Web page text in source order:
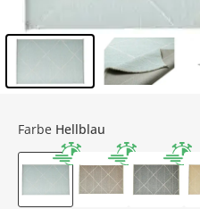
Farbe Hellblau